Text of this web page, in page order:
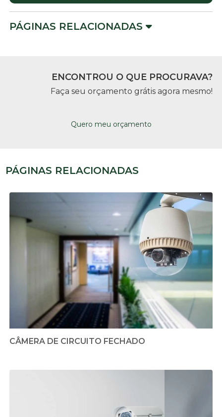
PÁGINAS RELACIONADAS
ENCONTROU O QUE PROCURAVA?
Faça seu orçamento grátis agora mesmo!
Quero meu orçamento
PÁGINAS RELACIONADAS
CÂMERA DE CIRCUITO FECHADO